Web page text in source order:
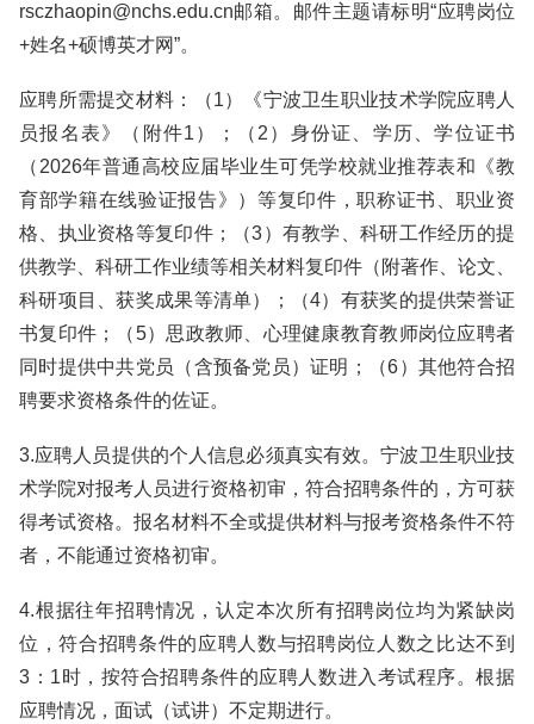
rsczhaopin@nchs.edu.cn邮箱。邮件主题请标明“应聘岗位
+姓名+硕博英才网”。
应聘所需提交材料：（1）《宁波卫生职业技术学院应聘人
员报名表》（附件1）；（2）身份证、学历、学位证书
（2026年普通高校应届毕业生可凭学校就业推荐表和《教
育部学籍在线验证报告》）等复印件，职称证书、职业资
格、执业资格等复印件；（3）有教学、科研工作经历的提
供教学、科研工作业绩等相关材料复印件（附著作、论文、
科研项目、获奖成果等清单）；（4）有获奖的提供荣誉证
书复印件；（5）思政教师、心理健康教育教师岗位应聘者
同时提供中共党员（含预备党员）证明；（6）其他符合招
聘要求资格条件的佐证。
3.应聘人员提供的个人信息必须真实有效。宁波卫生职业技
术学院对报考人员进行资格初审，符合招聘条件的，方可获
得考试资格。报名材料不全或提供材料与报考资格条件不符
者，不能通过资格初审。
4.根据往年招聘情况，认定本次所有招聘岗位均为紧缺岗
位，符合招聘条件的应聘人数与招聘岗位人数之比达不到
3：1时，按符合招聘条件的应聘人数进入考试程序。根据
应聘情况，面试（试讲）不定期进行。